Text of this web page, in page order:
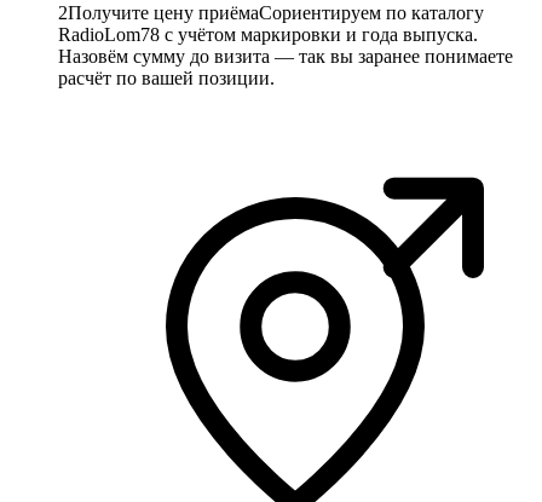
2Получите цену приёмаСориентируем по каталогу
RadioLom78 с учётом маркировки и года выпуска.
Назовём сумму до визита — так вы заранее понимаете
расчёт по вашей позиции.